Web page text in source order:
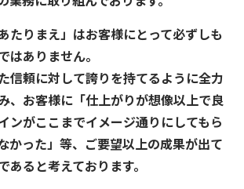
たりまえ」はお客様にとって必ずしも
はありません。
信頼に対して誇りを持てるように全力
、お客様に「仕上がりが想像以上で良
ンがここまでイメージ通りにしてもら
かった」等、ご要望以上の成果が出て
あると考えております。